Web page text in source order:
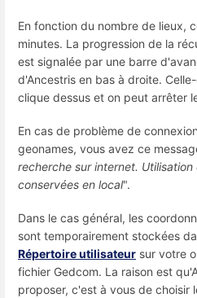
En fonction du nombre de lieux,
minutes. La progression de la
est signalée par une barre
d'Ancestris en bas à droite.
clique dessus et on peut arrêter
En cas de problème de
geonames, vous avez ce
recherche sur internet.
conservées en local".
Dans le cas général, les
sont temporairement stockées
Répertoire utilisateur sur votre
fichier Gedcom. La raison est
proposer, c'est à vous de choisir